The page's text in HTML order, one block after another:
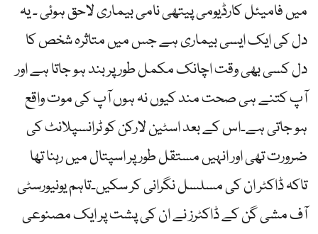
میں فامیئل کارڈیومی پیتھی نامی بیماری لاحق ہوئی ۔ یہ
دل کی ایک ایسی بیماری ہے جس میں متاثرہ شخص کا
دل کسی بھی وقت اچانک مکمل طور پر بند ہو جاتا ہے اور
آپ کتنے ہی صحت مند کیوں نہ ہوں آپ کی موت واقع
ہو جاتی ہے۔اس کے بعد اسٹین لارکن کو ٹرانسپلانٹ کی
ضرورت تھی اور انہیں مستقل طور پر اسپتال میں رہنا تھا
تاکہ ڈاکٹر ان کی مسلسل نگرانی کر سکیں۔تاہم یونیورسٹی
آف مشی گن کے ڈاکٹرز نے ان کی پشت پر ایک مصنوعی